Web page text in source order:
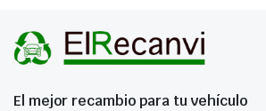
El mejor recambio para tu vehículo